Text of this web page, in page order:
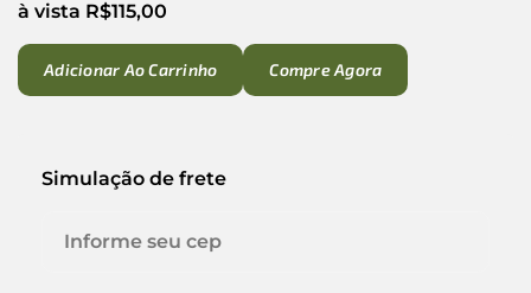
à vista R$115,00
Adicionar Ao Carrinho Compre Agora
Simulação de frete